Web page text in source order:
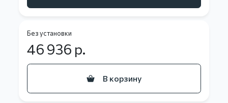
Без установки
46 936 р.
В корзину